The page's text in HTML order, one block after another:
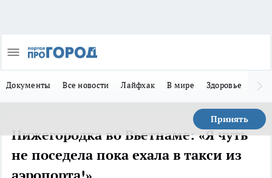
Документы Все новости Лайфхак В мире Здоровье
Принять
Нижегородка во Вьетнаме: «Я чуть
не поседела пока ехала в такси из